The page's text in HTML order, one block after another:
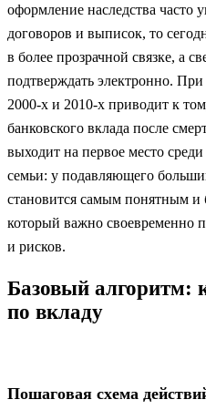
оформление наследства часто
договоров и выписок, то
в более прозрачной связке, а
подтверждать электронно.
2000‑х и 2010‑х приводит к
банковского вклада после
выходит на первое место
семьи: у подавляющего
становится самым понятным
который важно своевременно
и рисков.
Базовый алгоритм:
по вкладу
Пошаговая схема